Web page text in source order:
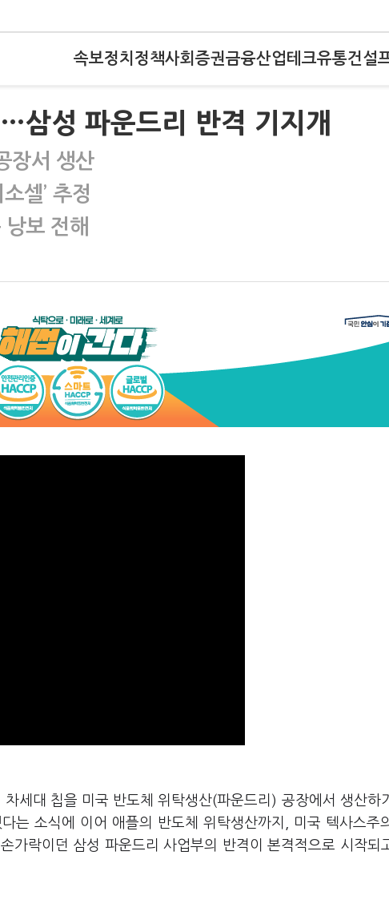
속보정치 정책사회 증권금융산업테크유통건설
삼성 파운드리 반격 기지개
장서 생산
셀’ 추정
보 전해
세대 칩을 미국 반도체 위탁생산(파운드리) 공장에서 생산하
는 소식에 이어 애플의 반도체 위탁생산까지, 미국 텍사스주
가락이던 삼성 파운드리 사업부의 반격이 본격적으로 시작되